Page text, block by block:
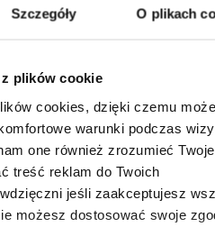
Szczegóły O plikach
plików cookie
cookies, dzięki czemu
warunki podczas
one również zrozumieć Twoje
treść reklam do Twoich
jeśli zaakceptujesz
możesz dostosować swoje
z kanapką? Co można
promocjach, zniżkach,